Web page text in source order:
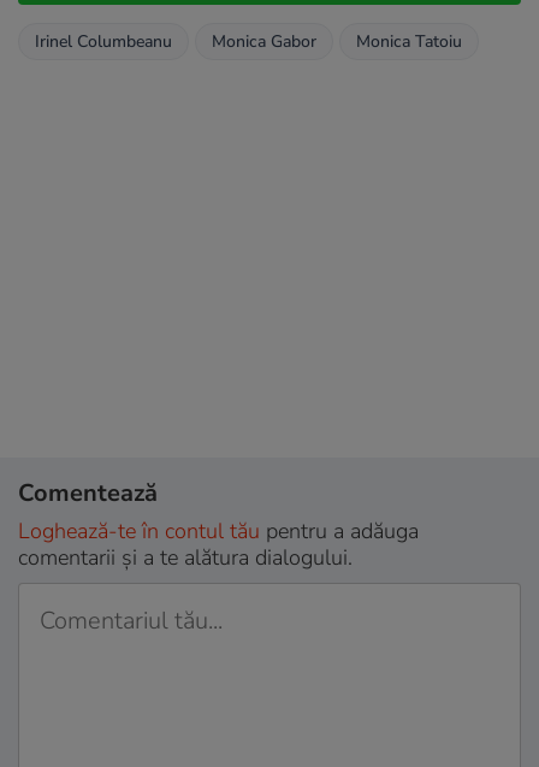
Irinel Columbeanu Monica Gabor Monica Tatoiu
Comentează
Loghează-te în contul tău pentru a adăuga
comentarii și a te alătura dialogului.